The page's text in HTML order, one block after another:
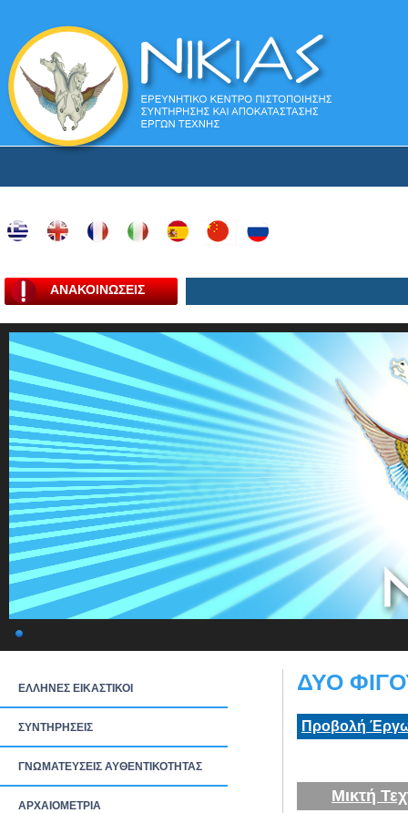
ΑΝΑΚΟΙΝΩΣΕΙΣ
ΕΛΛΗΝΕΣ ΕΙΚΑΣΤΙΚΟΙ
ΣΥΝΤΗΡΗΣΕΙΣ
ΓΝΩΜΑΤΕΥΣΕΙΣ ΑΥΘΕΝΤΙΚΟΤΗΤΑΣ
ΑΡΧΑΙΟΜΕΤΡΙΑ
ΔΥΟ
Προβολή
Μικτή